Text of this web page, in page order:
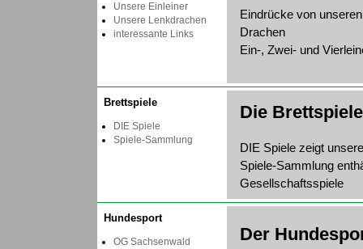
Unsere Einleiner
Unsere Lenkdrachen
interessante Links
Eindrücke von unseren
Drachen
Ein-, Zwei- und
Brettspiele
DIE Spiele
Spiele-Sammlung
Die Brettspiele
DIE Spiele zeigt
Spiele-Sammlung
Gesellschaftsspiele
Hundesport
OG Sachsenwald
Der